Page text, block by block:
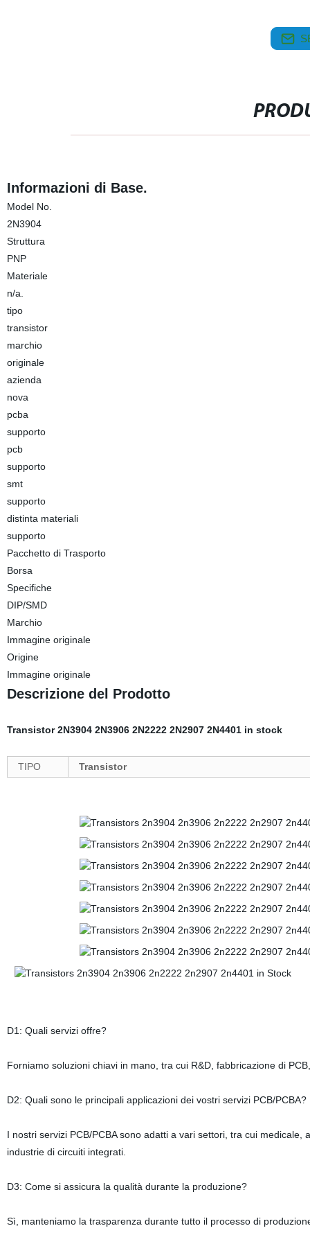
Informazioni di Base.
Model No.
2N3904
Struttura
PNP
Materiale
n/a.
tipo
transistor
marchio
originale
azienda
nova
pcba
supporto
pcb
supporto
smt
supporto
distinta materiali
supporto
Pacchetto di Trasporto
Borsa
Specifiche
DIP/SMD
Marchio
Immagine originale
Origine
Immagine originale
Descrizione del Prodotto
Transistor 2N3904 2N3906 2N2222 2N2907 2N4401 in stock
TIPO Transistor
D1: Quali servizi offre?
Forniamo soluzioni chiavi in mano, tra cui R&D, fabbricazione di
D2: Quali sono le principali applicazioni dei vostri servizi PCB/PCBA?
I nostri servizi PCB/PCBA sono adatti a vari settori, tra cui
industrie di circuiti integrati.
D3: Come si assicura la qualità durante la produzione?
Sì, manteniamo la trasparenza durante tutto il processo di